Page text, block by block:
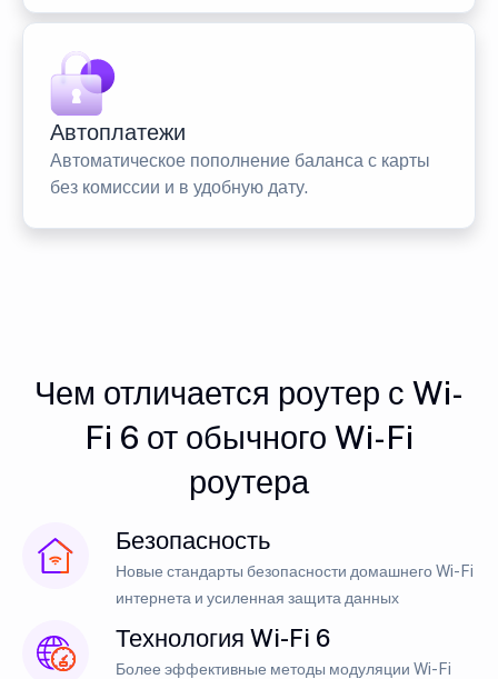
Автоплатежи
Автоматическое пополнение баланса с карты
без комиссии и в удобную дату.
Чем отличается роутер с Wi-
Fi 6 от обычного Wi-Fi
роутера
Безопасность
Новые стандарты безопасности домашнего Wi-Fi
интернета и усиленная защита данных
Технология Wi-Fi 6
Более эффективные методы модуляции Wi-Fi